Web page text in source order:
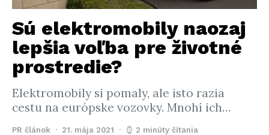
Sú elektromobily naozaj
lepšia voľba pre životné
prostredie?
Elektromobily si pomaly, ale isto razia
cestu na európske vozovky. Mnohí ich…
PR článok 21. mája 2021 2 minúty čítania